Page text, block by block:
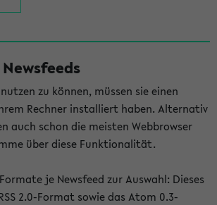
zu können, müssen sie einen
Rechner installiert haben. Alternativ
auch schon die meisten Webbrowser
über diese Funktionalität.
je Newsfeed zur Auswahl: Dieses
2.0-Format sowie das Atom 0.3-